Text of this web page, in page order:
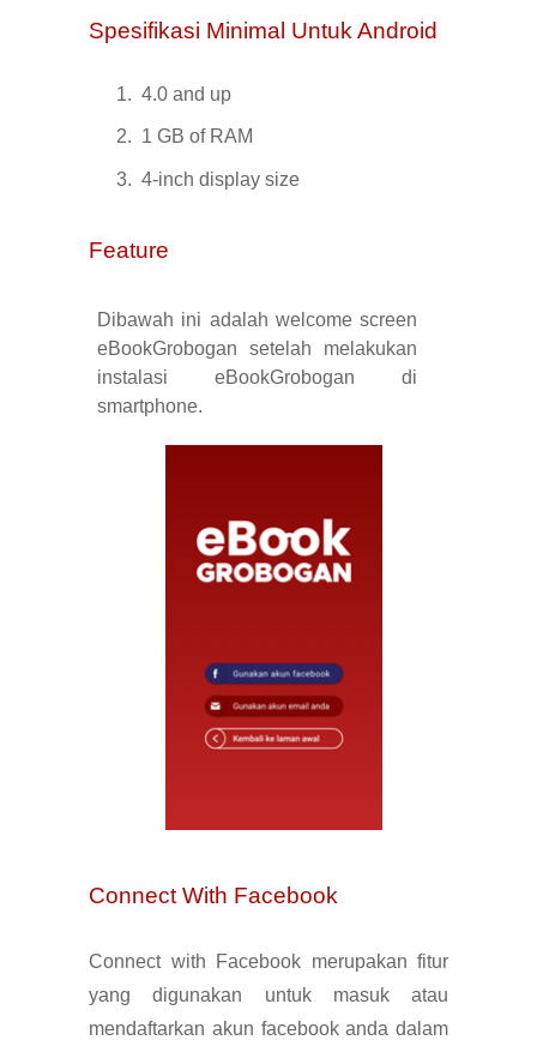
Spesifikasi Minimal Untuk Android
1. 4.0 and up
2. 1 GB of RAM
3. 4-inch display size
Feature
Dibawah ini adalah welcome screen
eBookGrobogan setelah melakukan
instalasi eBookGrobogan di
smartphone.
Connect With Facebook
Connect with Facebook merupakan fitur
yang digunakan untuk masukatau
mendaftarkan akun facebook anda dalam